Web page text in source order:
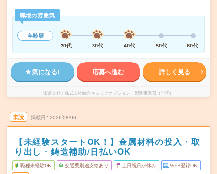
職場の雰囲気
年齢層
20代
30代 40代 50代 60代
気になる! 応募へ進む 詳しく見る
派遣会社 株式会社綜合キャリアオプション 製造事業部（全国）
未読 掲載日 2026/08/06
【未経験スタートOK！】金属材料の投入・取
り出し・鋳造補助/日払いOK
職種未経験OK 交通費別途支給あり 土日祝日が休み WEB登録OK